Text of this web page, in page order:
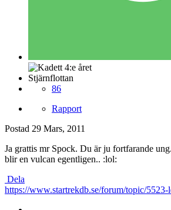
Stjärnflottan
86
Rapport
Postad 29 Mars, 2011
Ja grattis mr Spock. Du är ju fortfarande
blir en vulcan egentligen.. :lol:
Dela
https://www.startrekdb.se/forum/topic/